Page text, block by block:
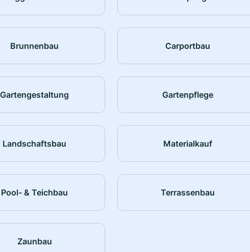
Brunnenbau Carportbau
Gartengestaltung Gartenpflege
Landschaftsbau Materialkauf
Pool- & Teichbau Terrassenbau
Zaunbau